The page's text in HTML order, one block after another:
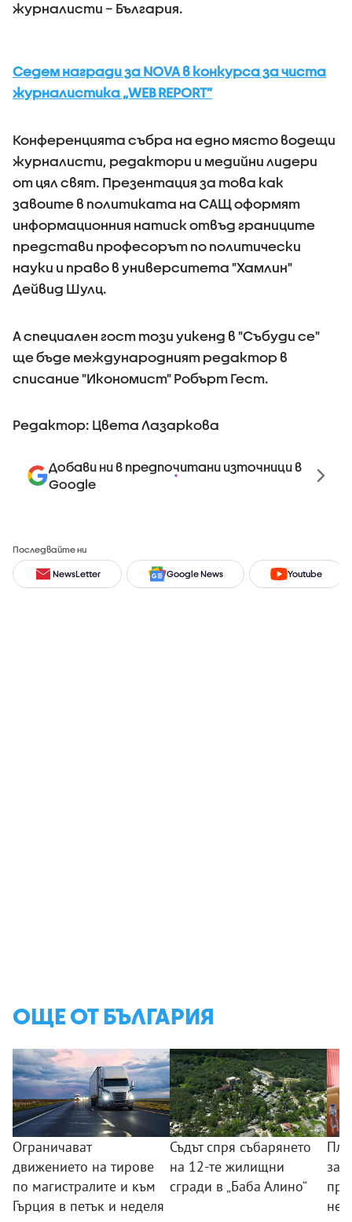
журналисти – България.
Седем награди за NOVA в конкурса за чиста
журналистика „WEB REPORT”
Конференцията събра на едно място водещи
журналисти, редактори и медийни лидери
от цял свят. Презентация за това как
завоите в политиката на САЩ оформят
информационния натиск отвъд границите
представи професорът по политически
науки и право в университета "Хамлин"
Дейвид Шулц.
А специален гост този уикенд в "Събуди се"
ще бъде международният редактор в
списание "Икономист" Робърт Гест.
Редактор: Цвета Лазаркова
Добави ни в предпочитани източници в
Google
Последвайте ни
NewsLetter Google News Youtube
ОЩЕ ОТ БЪЛГАРИЯ
Ограничават
движението на тирове
по магистралите и към
Гърция в петък и неделя
Съдът спря събарянето
на 12-те жилищни
сгради в „Баба Алино“